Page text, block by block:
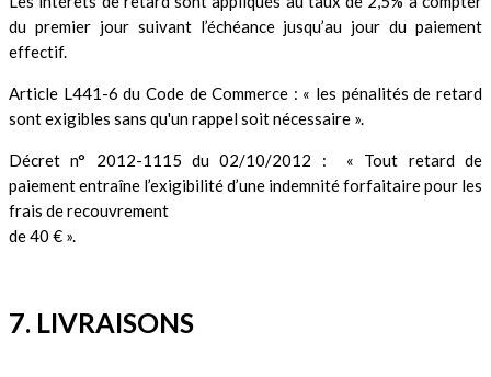
du premier jour suivant l’échéance jusqu’au jour du paiement
effectif.
Article L441-6 du Code de Commerce : « les pénalités de retard
sont exigibles sans qu'un rappel soit nécessaire ».
Décret n° 2012-1115 du 02/10/2012 : « Tout retard de
paiement entraîne l’exigibilité d’une indemnité forfaitaire pour les
frais de recouvrement
de 40 € ».
7. LIVRAISONS